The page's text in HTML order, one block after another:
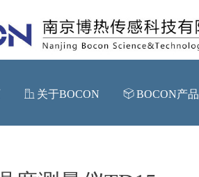
ꀶ 关于BOCON ꁦ BOCON产品